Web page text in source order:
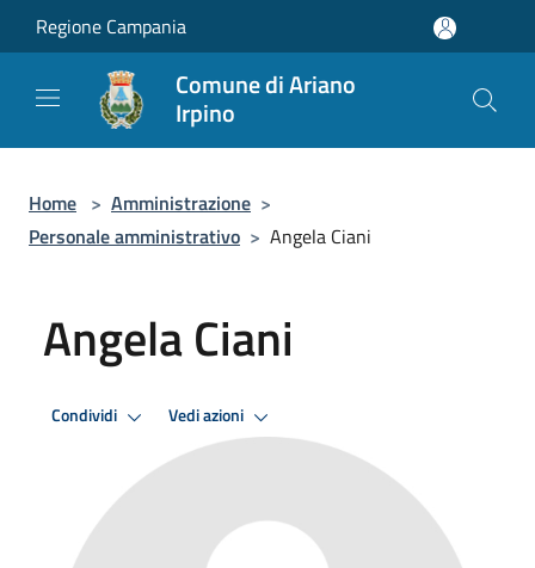
Salta al contenuto principale
Regione Campania
Comune di Ariano
Irpino
Home > Amministrazione >
Personale amministrativo > Angela Ciani
Angela Ciani
Condividi Vedi azioni